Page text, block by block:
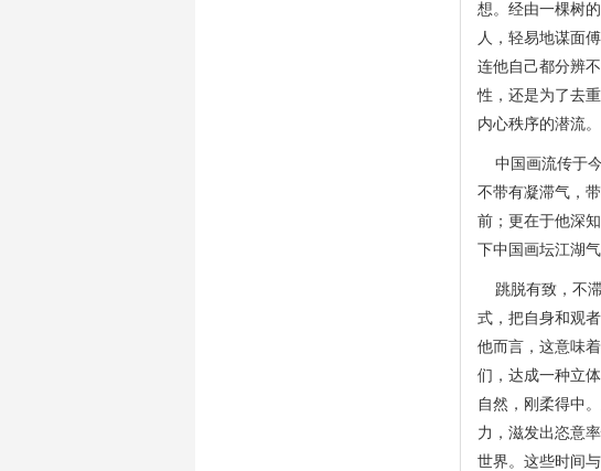
想。经由一棵树
人，轻易地谋面
连他自己都分辨
性，还是为了去
内心秩序的潜流。
中国画流传于今
不带有凝滞气，
前；更在于他深
下中国画坛江湖
跳脱有致，不滞
式，把自身和观
他而言，这意味
们，达成一种立
自然，刚柔得中
力，滋发出恣意
世界。这些时间